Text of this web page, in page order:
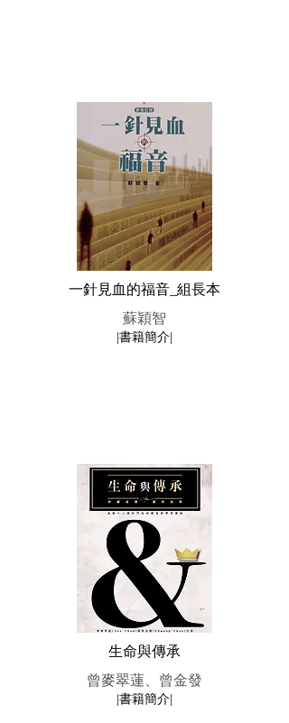
一針見血的福音_組長本
蘇穎智
|書籍簡介|
生命與傳承
曾麥翠蓮、曾金發
|書籍簡介|